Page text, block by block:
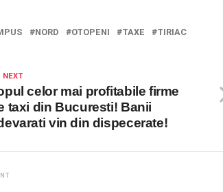
NORD OTOPENI TAXE
TIRIAC
NEXT
celor mai profitabile firme
taxi din Bucuresti! Banii
vin din dispecerate!